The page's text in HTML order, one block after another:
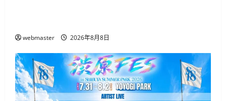
webmaster 2026年8月8日